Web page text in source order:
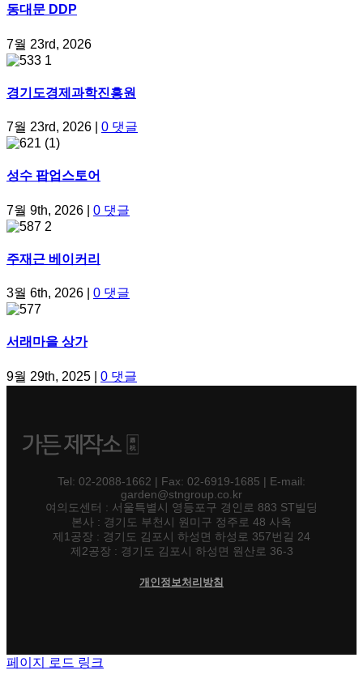
동대문 DDP
7월 23rd, 2026
경기도경제과학진흥원
7월 23rd, 2026 0 댓글
성수 팝업스토어
7월 9th, 2026 0 댓글
주재근 베이커리
3월 6th, 2026 0 댓글
서래마을 상가
9월 29th, 2025 0 댓글
Tel: 02-2088-1662 | Fax: 02-6919-1685 | E-mail:
garden@stngroup.co.kr
여의도센터 : 서울특별시 영등포구 경인로 883 ST빌딩
본사 : 경기도 부천시 원미구 정주로 48 사옥
제1공장 : 경기도 김포시 하성면 하성로 357번길 24
제2공장 : 경기도 김포시 하성면 원산로 36-3
개인정보처리방침
페이지 로드 링크